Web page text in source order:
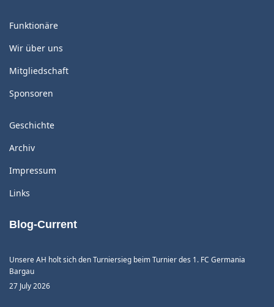
Funktionäre
Wir über uns
Mitgliedschaft
Sponsoren
Geschichte
Archiv
Impressum
Links
Blog-Current
Unsere AH holt sich den Turniersieg beim Turnier des 1. FC Germania
Bargau
27 July 2026